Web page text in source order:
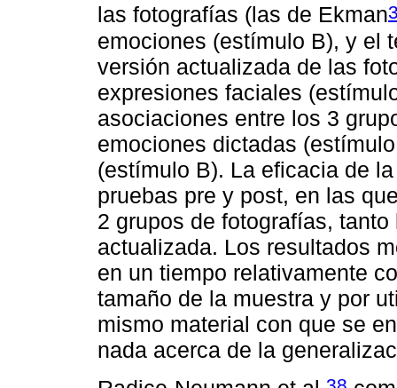
las fotografías (las de Ekman
emociones (estímulo B), y el
versión actualizada de las
expresiones faciales
asociaciones entre los 3
emociones dictadas
(estímulo B). La eficacia de
pruebas pre y post, en las
2 grupos de fotografías,
actualizada. Los resultados
en un tiempo relativamente
tamaño de la muestra y por
mismo material con que se
nada acerca de la